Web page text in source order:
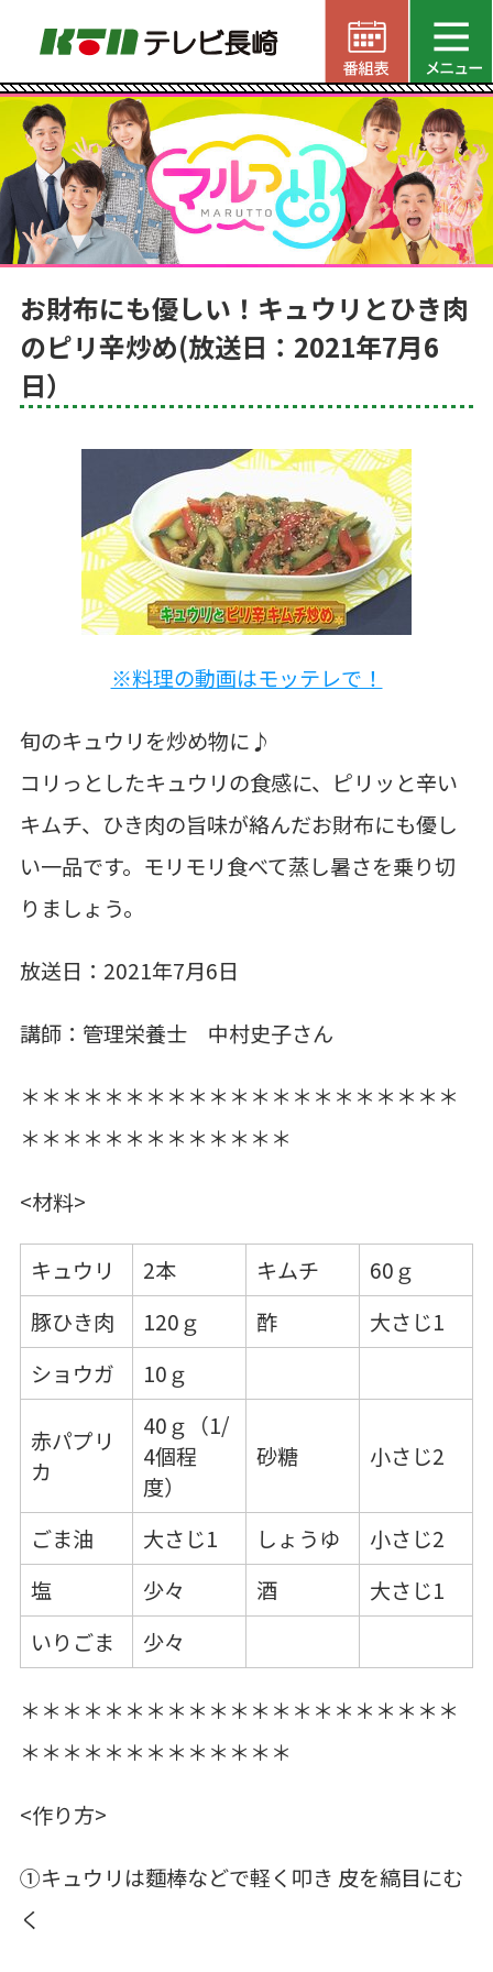
お財布にも優しい！キュウリとひき肉
のピリ辛炒め(放送日：2021年7月6
日）
※料理の動画はモッテレで！
旬のキュウリを炒め物に♪
コリっとしたキュウリの食感に、ピリッと辛い
キムチ、ひき肉の旨味が絡んだお財布にも優し
い一品です。モリモリ食べて蒸し暑さを乗り切
りましょう。
放送日：2021年7月6日
講師：管理栄養士 中村史子さん
＊＊＊＊＊＊＊＊＊＊＊＊＊＊＊＊＊＊＊＊＊
＊＊＊＊＊＊＊＊＊＊＊＊＊
<材料>
キュウリ 2本 キムチ
60ｇ
豚ひき肉
120ｇ 酢
大さじ1
ショウガ
10ｇ
赤パプリ
カ
40ｇ（1/
4個程
度）
砂糖 小さじ2
ごま油 大さじ1 しょうゆ
小さじ2
塩
少々 酒
大さじ1
いりごま
少々
＊＊＊＊＊＊＊＊＊＊＊＊＊＊＊＊＊＊＊＊＊
＊＊＊＊＊＊＊＊＊＊＊＊＊
<作り方>
①キュウリは麵棒などで軽く叩き 皮を縞目にむ
く